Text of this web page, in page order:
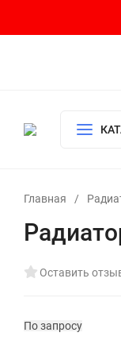
Главная /
Оставить
По запросу